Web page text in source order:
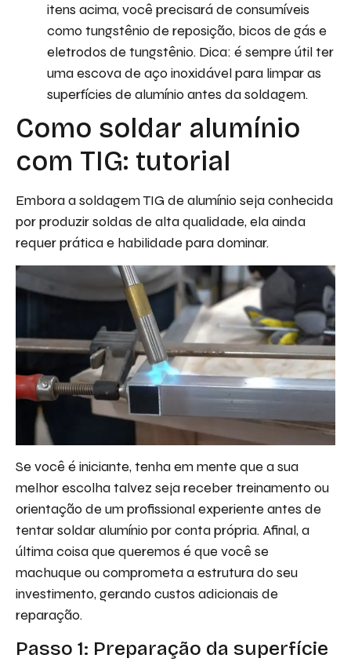
itens acima, você precisará de consumíveis
como tungstênio de reposição, bicos de gás e
eletrodos de tungstênio. Dica: é sempre útil ter
uma escova de aço inoxidável para limpar as
superfícies de alumínio antes da soldagem.
Como soldar alumínio
com TIG: tutorial
Embora a soldagem TIG de alumínio seja conhecida
por produzir soldas de alta qualidade, ela ainda
requer prática e habilidade para dominar.
Se você é iniciante, tenha em mente que a sua
melhor escolha talvez seja receber treinamento ou
orientação de um profissional experiente antes de
tentar soldar alumínio por conta própria. Afinal, a
última coisa que queremos é que você se
machuque ou comprometa a estrutura do seu
investimento, gerando custos adicionais de
reparação.
Passo 1: Preparação da superfície